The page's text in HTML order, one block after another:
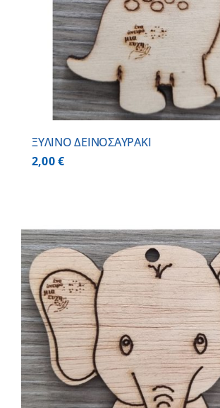
ΞΥΛΙΝΟ ΔΕΙΝΟΣΑΥΡΑΚΙ
2,00€